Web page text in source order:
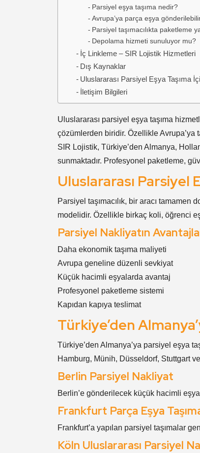
Parsiyel eşya taşıma nedir?
Avrupa’ya parça eşya
Parsiyel taşımacılıkta paketleme
Depolama hizmeti sunuluyor mu?
İç Linkleme – SIR Lojistik Hizmetleri
Dış Kaynaklar
Uluslararası Parsiyel Eşya Taşıma
İletişim Bilgileri
Uluslararası parsiyel eşya taşıma
çözümlerden biridir. Özellikle Avrupa’ya
SIR Lojistik, Türkiye’den Almanya,
sunmaktadır. Profesyonel paketleme,
Uluslararası Parsiyel
Parsiyel taşımacılık, bir aracı
modelidir. Özellikle birkaç koli, öğrenci
Parsiyel Nakliyatın
Daha ekonomik taşıma maliyeti
Avrupa geneline düzenli sevkiyat
Küçük hacimli eşyalarda avantaj
Profesyonel paketleme sistemi
Kapıdan kapıya teslimat
Türkiye’den
Türkiye’den Almanya’ya parsiyel eşya
Hamburg, Münih, Düsseldorf, Stuttgart
Berlin Parsiyel Nakliyat
Berlin’e gönderilecek küçük hacimli
Frankfurt Parça Eşya
Frankfurt’a yapılan parsiyel taşımalar
Köln Uluslararası Parsiyel